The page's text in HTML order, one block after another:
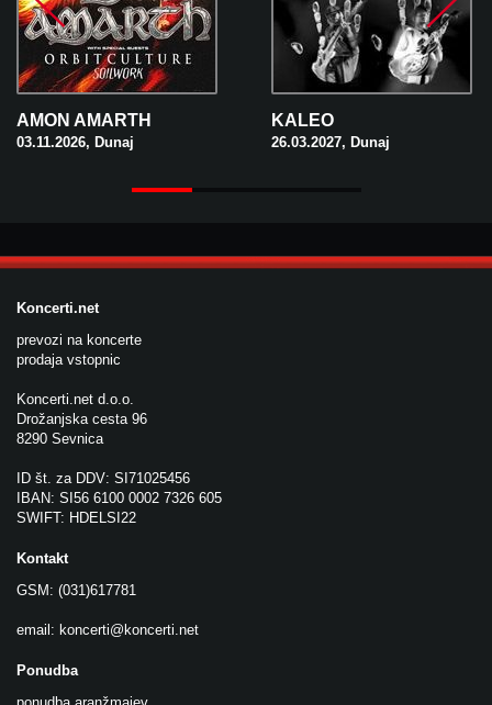
AMON AMARTH
03.11.2026, Dunaj
KALEO
26.03.2027, Dunaj
Koncerti.net
prevozi na koncerte
prodaja vstopnic
Koncerti.net d.o.o.
Drožanjska cesta 96
8290 Sevnica
ID št. za DDV: SI71025456
IBAN: SI56 6100 0002 7326 605
SWIFT: HDELSI22
Kontakt
GSM: (031)617781
email: koncerti@koncerti.net
Ponudba